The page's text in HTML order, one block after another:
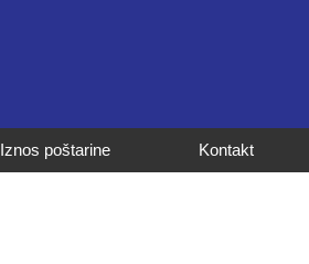
Iznos poštarine Kontakt